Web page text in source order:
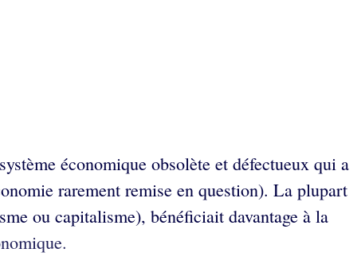
économique obsolète et défectueux qui a
rarement remise en question). La plupart
ou capitalisme), bénéficiait davantage à la